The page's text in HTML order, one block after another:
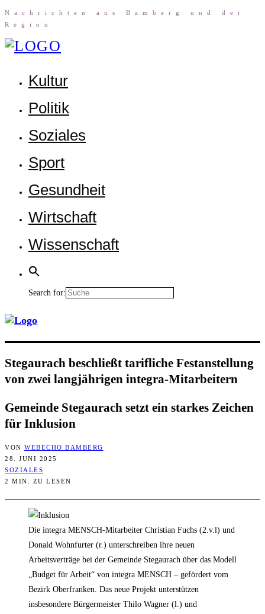
Nach­rich­ten aus Bam­berg und der
Region
Kul­tur
Poli­tik
Sozia­les
Sport
Gesund­heit
Wirt­schaft
Wis­sen­schaft
Search for:
Ste­gau­rach beschließt tarif­li­che Fest­an­stel­lung
von zwei lang­jäh­ri­gen integra-Mitarbeitern
Gemein­de Ste­gau­rach setzt ein star­kes Zei­chen
für Inklusion
VON WEBECHO BAMBERG
28. JUNI 2025
SOZIALES
2 MIN. ZU LESEN
Die integra MENSCH-Mitarbeiter Christian Fuchs (2.v.l) und
Donald Wohnfurter (r.) unterschreiben ihre neuen
Arbeitsverträge bei der Gemeinde Stegaurach über das Modell
„Budget für Arbeit“ von integra MENSCH – gefördert vom
Bezirk Oberfranken. Das neue Projekt unterstützen
insbesondere Bürgermeister Thilo Wagner (l.) und